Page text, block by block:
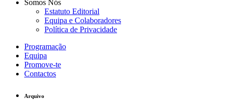
Somos Nós
Estatuto Editorial
Equipa e Colaboradores
Política de Privacidade
Programação
Equipa
Promove-te
Contactos
Arquivo